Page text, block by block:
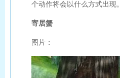
个动作将会以什么方式出现。
寄居蟹
图片：